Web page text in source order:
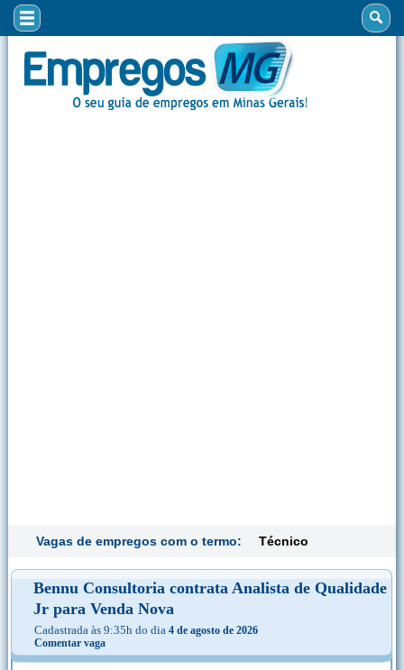
Vagas de empregos com o termo: Técnico
Bennu Consultoria contrata Analista de Qualidade
Jr para Venda Nova
Cadastrada às 9:35h do dia 4 de agosto de 2026
Comentar vaga